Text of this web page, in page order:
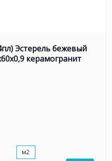
Эстерель бежевый
керамогранит
м2